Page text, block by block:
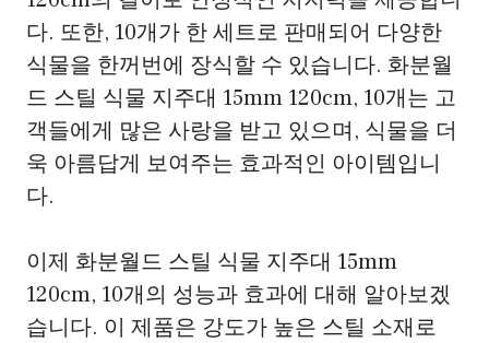
다. 또한, 10개가 한 세트로 판매되어 다양한
식물을 한꺼번에 장식할 수 있습니다. 화분월
드 스틸 식물 지주대 15mm 120cm, 10개는 고
객들에게 많은 사랑을 받고 있으며, 식물을 더
욱 아름답게 보여주는 효과적인 아이템입니
다.
이제 화분월드 스틸 식물 지주대 15mm
120cm, 10개의 성능과 효과에 대해 알아보겠
습니다. 이 제품은 강도가 높은 스틸 소재로